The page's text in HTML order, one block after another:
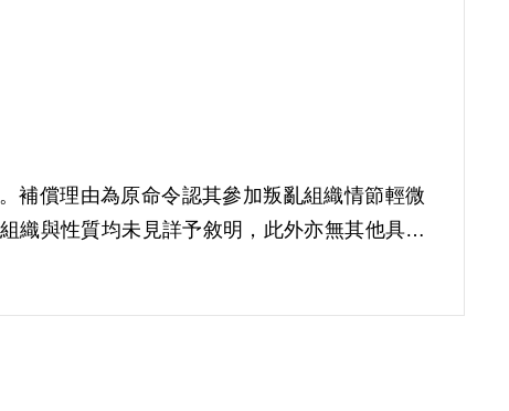
補償理由為原命令認其參加叛亂組織情節輕微
織與性質均未見詳予敘明，此外亦無其他具體